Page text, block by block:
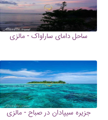
ساحل دامای ساراواک - مالزی
جزیره سیپادان در صباح - مالزی